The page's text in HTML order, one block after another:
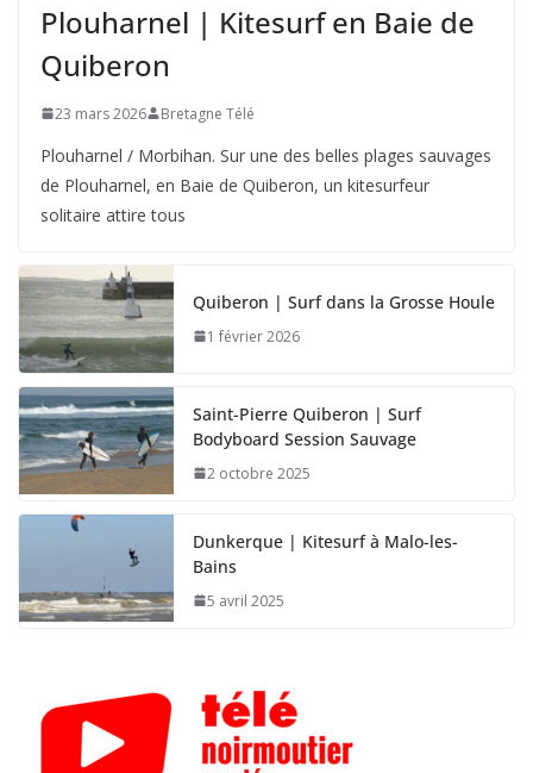
Plouharnel | Kitesurf en Baie de
Quiberon
23 mars 2026 Bretagne Télé
Plouharnel / Morbihan. Sur une des belles plages sauvages
de Plouharnel, en Baie de Quiberon, un kitesurfeur
solitaire attire tous
Quiberon | Surf dans la Grosse Houle
1 février 2026
Saint-Pierre Quiberon | Surf
Bodyboard Session Sauvage
2 octobre 2025
Dunkerque | Kitesurf à Malo-les-
Bains
5 avril 2025